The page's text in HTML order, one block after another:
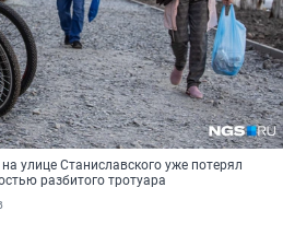
улице Станиславского уже потерял
разбитого тротуара